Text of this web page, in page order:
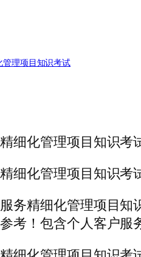
理项目知识考试
细化管理项目知识考
细化管理项目知识考
务精细化管理项目
考！包含个人客户服